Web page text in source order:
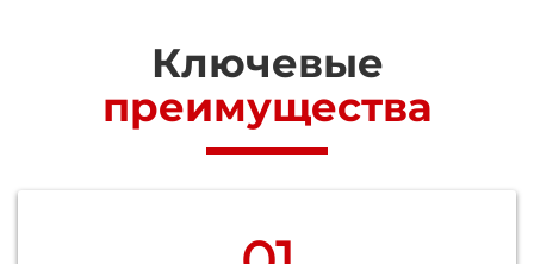
Ключевые
преимущества